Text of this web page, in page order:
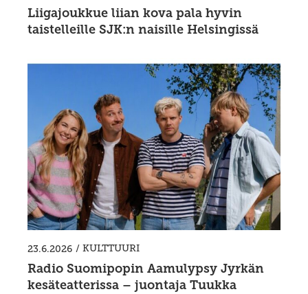
Liigajoukkue liian kova pala hyvin
taistelleille SJK:n naisille Helsingissä
23.6.2026 / KULTTUURI
Radio Suomipopin Aamulypsy Jyrkän
kesäteatterissa – juontaja Tuukka